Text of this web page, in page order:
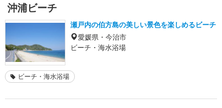
沖浦ビーチ
瀬戸内の伯方島の美しい景色を楽しめるビーチ
愛媛県・今治市
ビーチ・海水浴場
ビーチ・海水浴場